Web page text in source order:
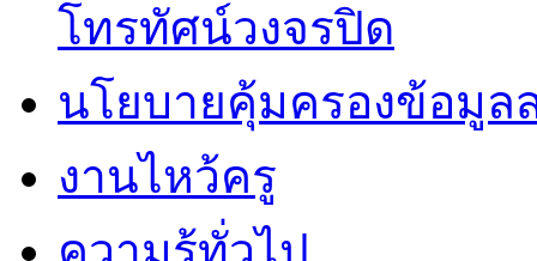
โทรทัศน์วงจรปิด
นโยบายคุ้มครองข้อมูล
งานไหว้ครู
ความรู้ทั่วไป